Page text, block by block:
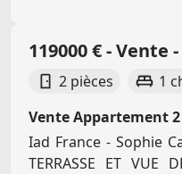
119000 € -
2 pièces 1
Vente Appartement 2
Iad France - Sophie
TERRASSE ET VUE